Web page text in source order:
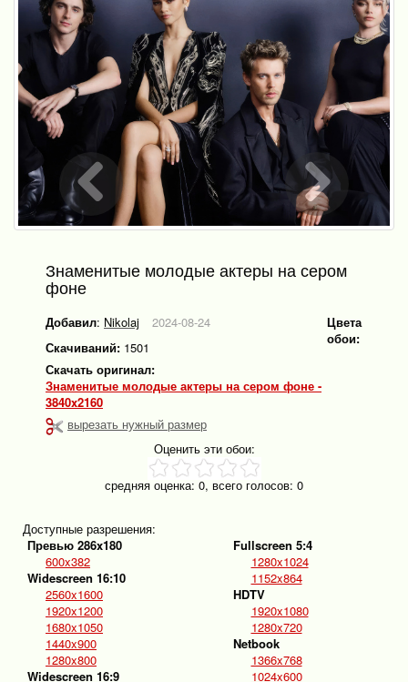
Знаменитые молодые актеры на сером
фоне
Добавил: Nikolaj
2024-08-24
Скачиваний: 1501
Скачать оригинал:
Знаменитые молодые актеры на сером фоне -
3840x2160
вырезать нужный размер
Цвета
обои:
Оценить эти обои:
средняя оценка: 0, всего голосов: 0
Доступные разрешения:
Превью 286x180
600x382
Widescreen 16:10
2560x1600
1920x1200
1680x1050
1440x900
1280x800
Widescreen 16:9
Fullscreen 5:4
1280x1024
1152x864
HDTV
1920x1080
1280x720
Netbook
1366x768
1024x600